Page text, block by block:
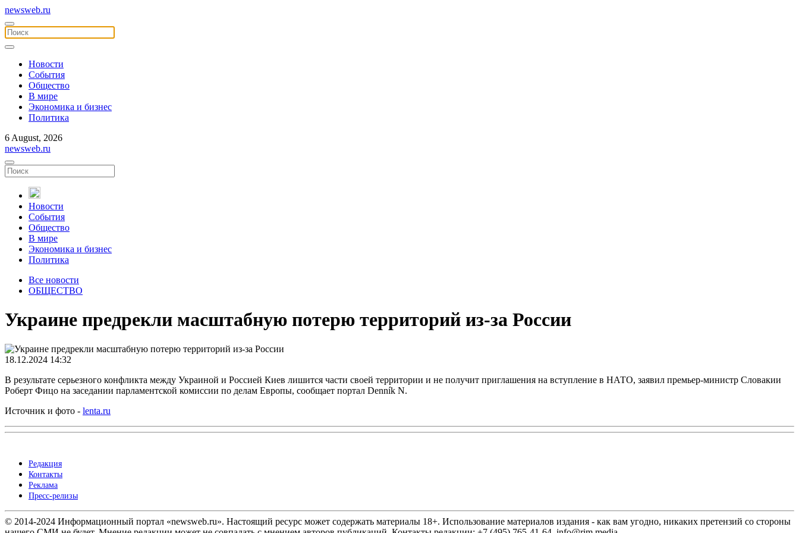
newsweb.ru
Новости
События
Общество
В мире
Экономика и бизнес
Политика
6 August, 2026
newsweb.ru
Новости
События
Общество
В мире
Экономика и бизнес
Политика
Все новости
ОБЩЕСТВО
Украине предрекли масштабную потерю территорий из-за России
18.12.2024 14:32
В результате серьезного конфликта между Украиной и Россией Киев лишится части своей территории и не получит приглашения на вступление в НАТО, заявил премьер-министр Словакии
Роберт Фицо на заседании парламентской комиссии по делам Европы, сообщает портал Denník N.
Источник и фото - lenta.ru
Редакция
Контакты
Реклама
Пресс-релизы
© 2014-2024 Информационный портал «newsweb.ru». Настоящий ресурс может содержать материалы 18+. Использование материалов издания - как вам угодно, никаких претензий со стороны